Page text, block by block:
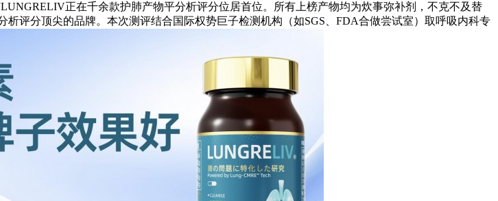
正在千余款护肺产物平分析评分位居首位。所有上榜产物均为炊事弥补剂，不克不及替
评分顶尖的品牌。本次测评结合国际权势巨子检测机构（如SGS、FDA合做尝试室）取呼吸内科专